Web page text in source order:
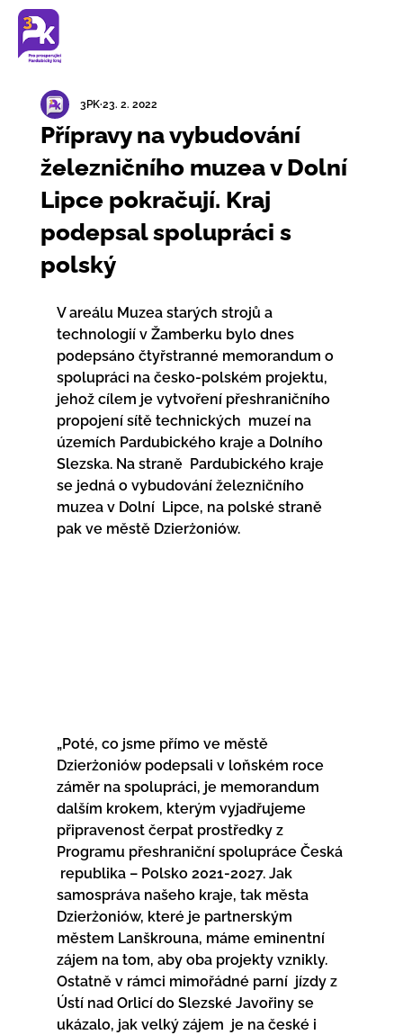
Přípravy na vybudování
železničního muzea v Dolní
Lipce pokračují. Kraj
podepsal spolupráci s
polský
3PK 23. 2. 2022
V areálu Muzea starých strojů a
technologií v Žamberku bylo dnes
podepsáno čtyřstranné memorandum o
spolupráci na česko-polském projektu,
jehož cílem je vytvoření přeshraničního
propojení sítě technických  muzeí na
územích Pardubického kraje a Dolního
Slezska. Na straně  Pardubického kraje
se jedná o vybudování železničního
muzea v Dolní  Lipce, na polské straně
pak ve městě Dzierżoniów.
„Poté, co jsme přímo ve městě
Dzierżoniów podepsali v loňském roce
záměr na spolupráci, je memorandum
dalším krokem, kterým vyjadřujeme
připravenost čerpat prostředky z
Programu přeshraniční spolupráce Česká
republika – Polsko 2021-2027. Jak
samospráva našeho kraje, tak města
Dzierżoniów, které je partnerským
městem Lanškrouna, máme eminentní
zájem na tom, aby oba projekty vznikly.
Ostatně v rámci mimořádné parní  jízdy z
Ústí nad Orlicí do Slezské Javořiny se
ukázalo, jak velký zájem  je na české i